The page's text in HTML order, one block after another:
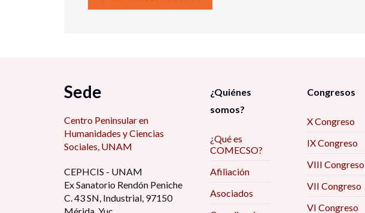
Sede
Centro Peninsular en
Humanidades y Ciencias
Sociales, UNAM
CEPHCIS - UNAM
Ex Sanatorio Rendón Peniche
C. 43 SN, Industrial, 97150
¿Quiénes
somos?
¿Qué es
COMECSO?
Afiliación
Asociados
Congresos
X Congreso
IX Congreso
VIII Congreso
VII Congreso
VI Congreso